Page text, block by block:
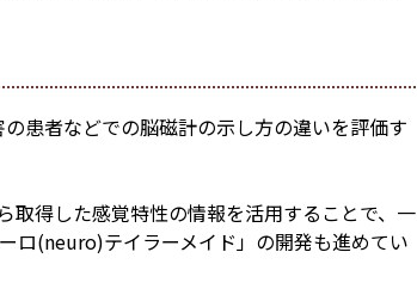
患者などでの脳磁計の示し方の違いを評価す
得した感覚特性の情報を活用することで、 一
ロ(neuro)テイラーメイド」の開発も進めてい